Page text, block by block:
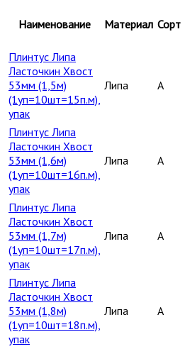
Наименование Материал Сорт
Плинтус Липа
Ласточкин Хвост
53мм (1,5м)
(1уп=10шт=15п.м),
упак
Липа A
Плинтус Липа
Ласточкин Хвост
53мм (1,6м)
(1уп=10шт=16п.м),
упак
Липа A
Плинтус Липа
Ласточкин Хвост
53мм (1,7м)
(1уп=10шт=17п.м),
упак
Липа A
Плинтус Липа
Ласточкин Хвост
53мм (1,8м)
(1уп=10шт=18п.м),
упак
Липа A